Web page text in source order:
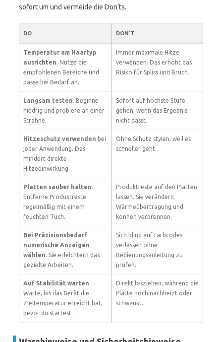
sofort um und vermeide die Don’ts.
DO DON’T
Temperatur am Haartyp
ausrichten. Nutze die
empfohlenen Bereiche und
passe bei Bedarf an.
Immer maximale Hitze
verwenden. Das erhöht das
Risiko für Spliss und Bruch.
Langsam testen. Beginne
niedrig und probiere an einer
Strähne.
Sofort auf höchste Stufe
gehen, wenn das Ergebnis
nicht passt.
Hitzeschutz verwenden bei
jeder Anwendung. Das
mindert direkte
Hitzeeinwirkung.
Ohne Schutz stylen, weil es
schneller geht.
Platten sauber halten.
Entferne Produktreste
regelmäßig mit einem
feuchten Tuch.
Produktreste auf den Platten
lassen. Sie verändern
Wärmeübertragung und
können verbrennen.
Bei Präzisionsbedarf
numerische Anzeigen
wählen. Sie erleichtern das
gezielte Arbeiten.
Sich blind auf Farbcodes
verlassen ohne
Bedienungsanleitung zu
prüfen.
Auf Stabilität warten.
Warte, bis das Gerät die
Zieltemperatur erreicht hat,
bevor du startest.
Direkt losziehen, während die
Platte noch nachheizt oder
schwankt.